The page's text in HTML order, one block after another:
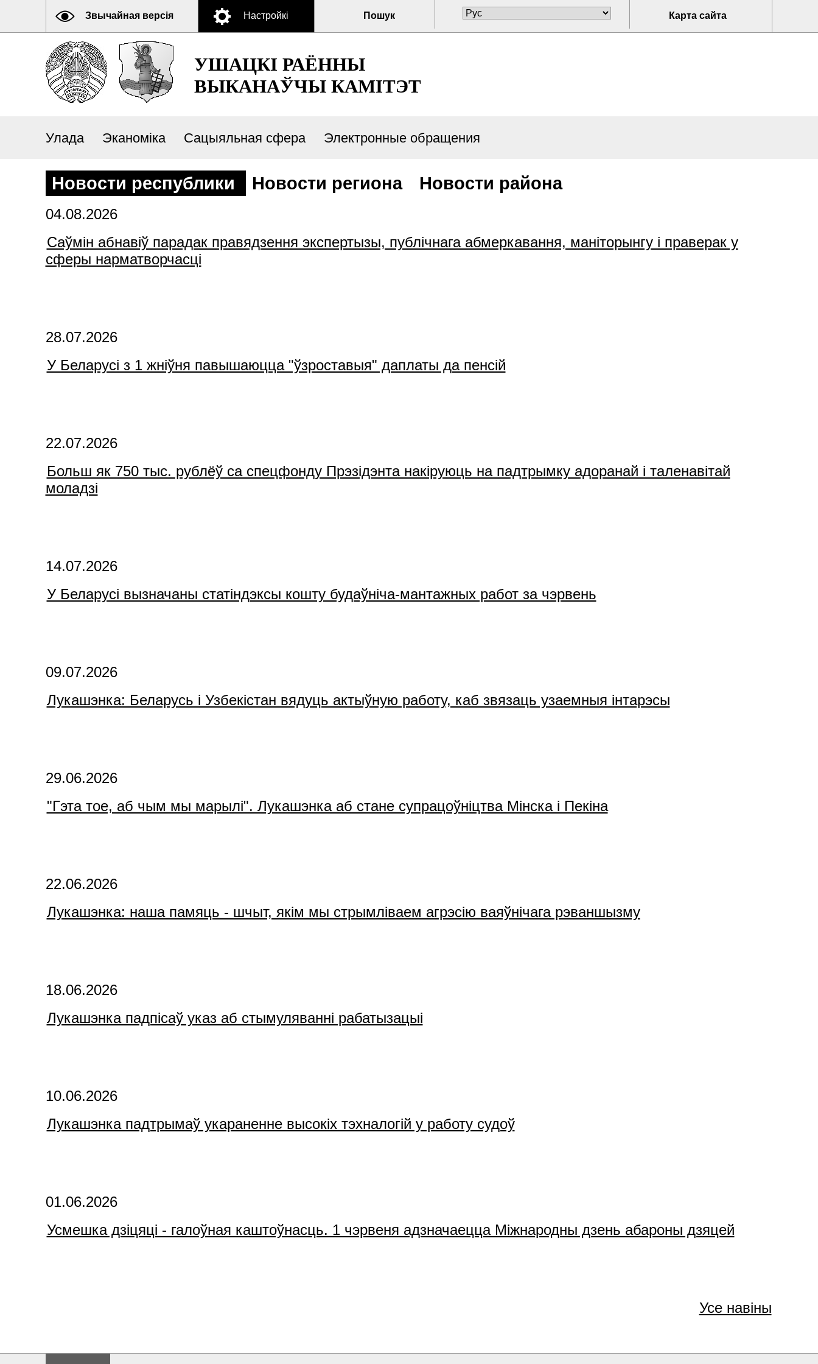
Звычайная версія Настройкі Пошук Карта сайта
УШАЦКІ РАЁННЫ
ВЫКАНАЎЧЫ КАМІТЭТ
Улада Эканоміка Сацыяльная сфера Электронные обращения
Новости республики Новости региона Новости района
04.08.2026
Саўмін абнавіў парадак правядзення экспертызы, публічнага абмеркавання, маніторынгу і праверак у
сферы нарматворчасці
28.07.2026
У Беларусі з 1 жніўня павышаюцца "ўзроставыя" даплаты да пенсій
22.07.2026
Больш як 750 тыс. рублёў са спецфонду Прэзідэнта накіруюць на падтрымку адоранай і таленавітай
моладзі
14.07.2026
У Беларусі вызначаны статіндэксы кошту будаўніча-мантажных работ за чэрвень
09.07.2026
Лукашэнка: Беларусь і Узбекістан вядуць актыўную работу, каб звязаць узаемныя інтарэсы
29.06.2026
"Гэта тое, аб чым мы марылі". Лукашэнка аб стане супрацоўніцтва Мінска і Пекіна
22.06.2026
Лукашэнка: наша памяць - шчыт, якім мы стрымліваем агрэсію ваяўнічага рэваншызму
18.06.2026
Лукашэнка падпісаў указ аб стымуляванні рабатызацыі
10.06.2026
Лукашэнка падтрымаў укараненне высокіх тэхналогій у работу судоў
01.06.2026
Усмешка дзіцяці - галоўная каштоўнасць. 1 чэрвеня адзначаецца Міжнародны дзень абароны дзяцей
Усе навіны